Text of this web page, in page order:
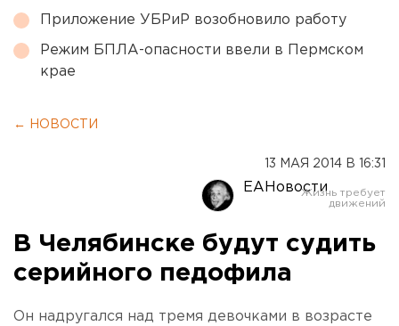
Приложение УБРиР возобновило работу
Режим БПЛА-опасности ввели в Пермском
крае
← НОВОСТИ
13 МАЯ 2014 В 16:31
ЕАНовости
В Челябинске будут судить
серийного педофила
Он надругался над тремя девочками в возрасте